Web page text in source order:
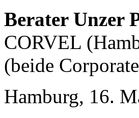
Berater Unzer
CORVEL
(beide
Hamburg, 16.